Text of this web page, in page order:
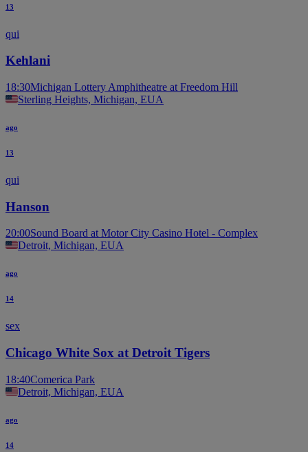
13
qui
Kehlani
18:30Michigan Lottery Amphitheatre at Freedom Hill
Sterling Heights, Michigan, EUA
ago
13
qui
Hanson
20:00Sound Board at Motor City Casino Hotel - Complex
Detroit, Michigan, EUA
ago
14
sex
Chicago White Sox at Detroit Tigers
18:40Comerica Park
Detroit, Michigan, EUA
ago
14